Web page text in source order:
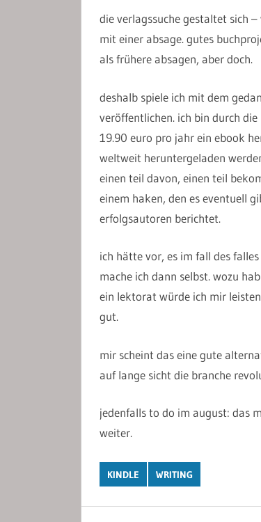
die verlagssuche gestaltet sich
mit einer absage. gutes
als frühere absagen, aber doch.
deshalb spiele ich mit dem
veröffentlichen. ich bin durch
19.90 euro pro jahr ein ebook
weltweit heruntergeladen
einen teil davon, einen teil
einem haken, den es eventuell
erfolgsautoren berichtet.
ich hätte vor, es im fall des
mache ich dann selbst. wozu
ein lektorat würde ich mir
gut.
mir scheint das eine gute
auf lange sicht die branche
jedenfalls to do im august: das
weiter.
KINDLE WRITING